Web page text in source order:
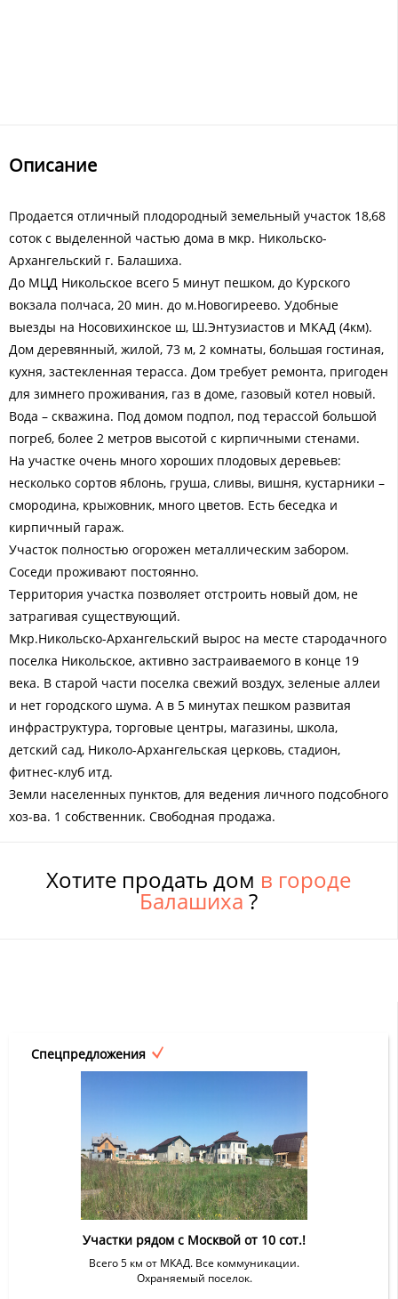
Описание
Продается отличный плодородный земельный участок 18,68
соток с выделенной частью дома в мкр. Никольско-
Архангельский г. Балашиха.
До МЦД Никольское всего 5 минут пешком, до Курского
вокзала полчаса, 20 мин. до м.Новогиреево. Удобные
выезды на Носовихинское ш, Ш.Энтузиастов и МКАД (4км).
Дом деревянный, жилой, 73 м, 2 комнаты, большая гостиная,
кухня, застекленная терасса. Дом требует ремонта, пригоден
для зимнего проживания, газ в доме, газовый котел новый.
Вода – скважина. Под домом подпол, под терассой большой
погреб, более 2 метров высотой с кирпичными стенами.
На участке очень много хороших плодовых деревьев:
несколько сортов яблонь, груша, сливы, вишня, кустарники –
смородина, крыжовник, много цветов. Есть беседка и
кирпичный гараж.
Участок полностью огорожен металлическим забором.
Соседи проживают постоянно.
Территория участка позволяет отстроить новый дом, не
затрагивая существующий.
Мкр.Никольско-Архангельский вырос на месте стародачного
поселка Никольское, активно застраиваемого в конце 19
века. В старой части поселка свежий воздух, зеленые аллеи
и нет городского шума. А в 5 минутах пешком развитая
инфраструктура, торговые центры, магазины, школа,
детский сад, Николо-Архангельская церковь, стадион,
фитнес-клуб итд.
Земли населенных пунктов, для ведения личного подсобного
хоз-ва. 1 собственник. Свободная продажа.
Хотите продать дом в городе
Балашиха ?
Спецпредложения
Участки рядом с Москвой от 10 сот.!
Всего 5 км от МКАД. Все коммуникации.
Охраняемый поселок.